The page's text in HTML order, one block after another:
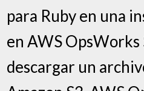
para Ruby en una
en AWS OpsWorks
descargar un